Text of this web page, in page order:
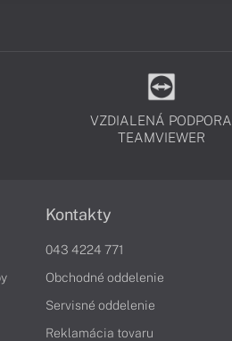
VZDIALENÁ PODPORA
TEAMVIEWER
Kontakty
043 4224 771
Obchodné oddelenie
Servisné oddelenie
Reklamácia tovaru